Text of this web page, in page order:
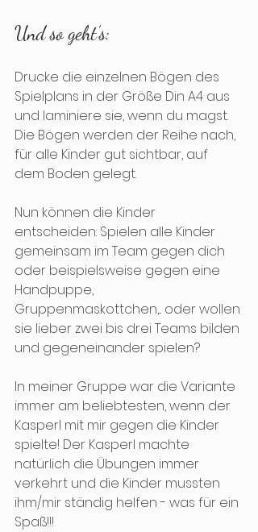
Und so geht’s:
Drucke die einzelnen Bögen des
Spielplans in der Größe Din A4 aus
und laminiere sie, wenn du magst.
Die Bögen werden der Reihe nach,
für alle Kinder gut sichtbar, auf
dem Boden gelegt.
Nun können die Kinder
entscheiden: Spielen alle Kinder
gemeinsam im Team gegen dich
oder beispielsweise gegen eine
Handpuppe,
Gruppenmaskottchen,... oder wollen
sie lieber zwei bis drei Teams bilden
und gegeneinander spielen?
In meiner Gruppe war die Variante
immer am beliebtesten, wenn der
Kasperl mit mir gegen die Kinder
spielte! Der Kasperl machte
natürlich die Übungen immer
verkehrt und die Kinder mussten
ihm/mir ständig helfen - was für ein
Spaß!!!